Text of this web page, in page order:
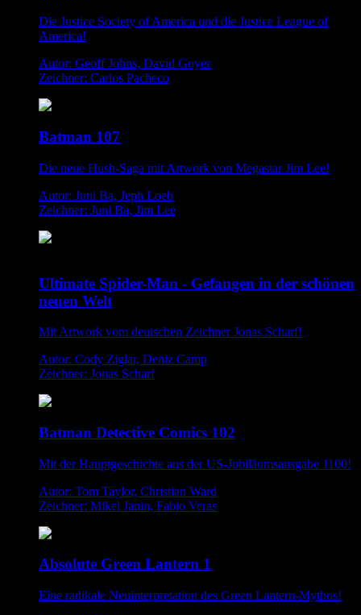
Die Justice Society of America und die Justice League of
America!
Autor: Geoff Johns, David Goyer
Zeichner: Carlos Pacheco
Batman 107
Die neue Hush-Saga mit Artwork von Megastar Jim Lee!
Autor: Juni Ba, Jeph Loeb
Zeichner: Juni Ba, Jim Lee
Ultimate Spider-Man - Gefangen in der schönen
neuen Welt
Mit Artwork vom deutschen Zeichner Jonas Scharf!
Autor: Cody Ziglar, Deniz Camp
Zeichner: Jonas Scharf
Batman Detective Comics 102
Mit der Hauptgeschichte aus der US-Jubiläumsausgabe 1100!
Autor: Tom Taylor, Christian Ward
Zeichner: Mikel Janin, Fabio Veras
Absolute Green Lantern 1
Eine radikale Neuinterpretation des Green Lantern-Mythos!